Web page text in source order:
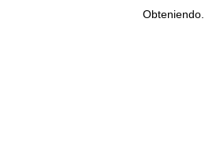
Obteniendo...